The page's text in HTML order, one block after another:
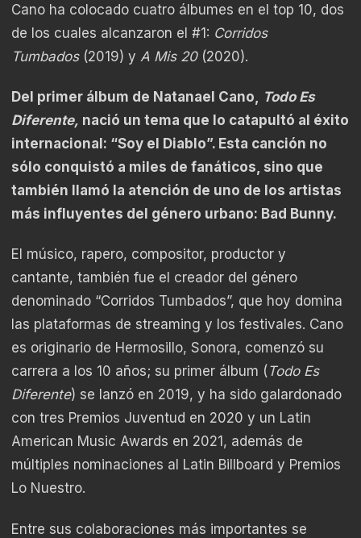
Cano ha colocado cuatro álbumes en el top 10, dos
de los cuales alcanzaron el #1: Corridos
Tumbados(2019) y A Mis 20(2020).
Del primer álbum de Natanael Cano, Todo Es
Diferente, nació un tema que lo catapultó al éxito
internacional: “Soy el Diablo”. Esta canción no
sólo conquistó a miles de fanáticos, sino que
también llamó la atención de uno de los artistas
más influyentes del género urbano: Bad Bunny.
El músico, rapero, compositor, productor y
cantante, también fue el creador del género
denominado “Corridos Tumbados”, que hoy domina
las plataformas de streaming y los festivales. Cano
es originario de Hermosillo, Sonora, comenzó su
carrera a los 10 años; su primer álbum ( Todo Es
Diferente) se lanzó en 2019, y ha sido galardonado
con tres Premios Juventud en 2020 y un Latin
American Music Awards en 2021, además de
múltiples nominaciones al Latin Billboard y Premios
Lo Nuestro.
Entre sus colaboraciones más importantes se